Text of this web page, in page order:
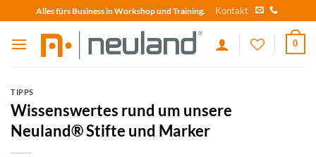
to
content
Alles fürs Business in Workshop und Training. Kontakt
0
TIPPS
Wissenswertes rund um unsere
Neuland® Stifte und Marker